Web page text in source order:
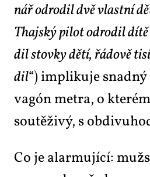
nář odro­dil dvě vlast­ní
Thaj­ský pi­lot odro­dil dí­tě
dil stov­ky dě­tí, řá­do­vě
dil“) im­pli­ku­je
vagón me­t­ra, o
sou­tě­ži­vý, s
Co je alar­mu­jí­cí: